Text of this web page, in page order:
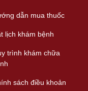
dẫn mua thuốc
lịch khám bệnh
trình khám chữa
sách điều khoản